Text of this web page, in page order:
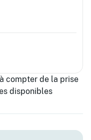
compter de la prise
disponibles